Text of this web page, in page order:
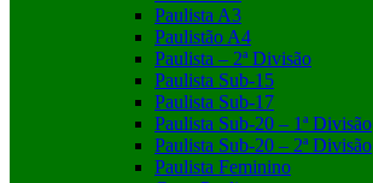
Paulista A3
Paulistão A4
Paulista – 2ª Divisão
Paulista Sub-15
Paulista Sub-17
Paulista Sub-20 – 1ª Divisão
Paulista Sub-20 – 2ª Divisão
Paulista Feminino